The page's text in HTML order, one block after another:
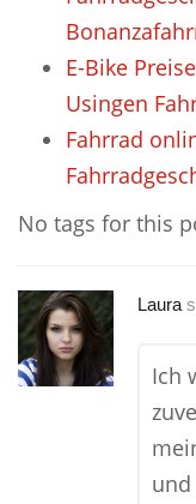
E-Bike
Usingen
Fahrrad
No tags for this
Laura
Ich